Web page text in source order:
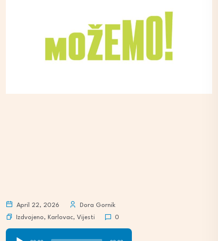
April 22, 2026
Dora Gornik
Izdvojeno, Karlovac, Vijesti 0